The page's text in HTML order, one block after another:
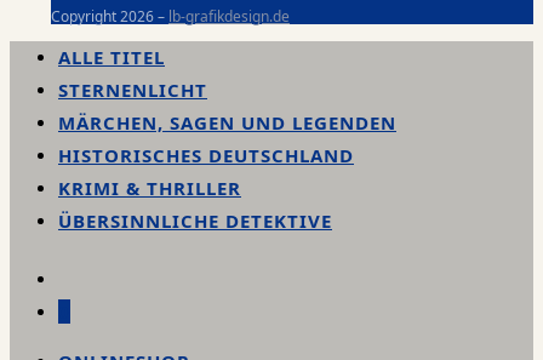
Copyright 2026 – lb-grafikdesign.de
ALLE TITEL
STERNENLICHT
MÄRCHEN, SAGEN UND LEGENDEN
HISTORISCHES DEUTSCHLAND
KRIMI & THRILLER
ÜBERSINNLICHE DETEKTIVE